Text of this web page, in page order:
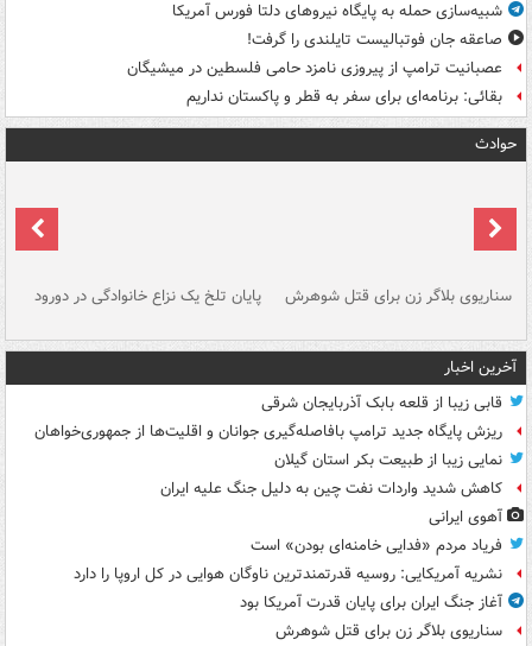
شبیه‌سازی حمله به پایگاه نیروهای دلتا فورس آمریکا
صاعقه جان فوتبالیست تایلندی را گرفت!
عصبانیت ترامپ از پیروزی نامزد حامی فلسطین در میشیگان
بقائی: برنامه‌ای برای سفر به قطر و پاکستان نداریم
حوادث
سناریوی بلاگر زن برای قتل شوهرش پایان تلخ یک نزاع خانوادگی در دورود
آخرین اخبار
قابی زیبا از قلعه بابک آذربایجان شرقی
ریزش پایگاه جدید ترامپ بافاصله‌گیری جوانان و اقلیت‌ها از جمهوری‌خواهان
نمایی زیبا از طبیعت بکر استان گیلان
کاهش شدید واردات نفت چین به دلیل جنگ علیه ایران
آهوی ایرانی
فریاد مردم «فدایی خامنه‌ای بودن» است
نشریه آمریکایی: روسیه قدرتمندترین ناوگان هوایی در کل اروپا را دارد
آغاز جنگ ایران برای پایان قدرت آمریکا بود
سناریوی بلاگر زن برای قتل شوهرش